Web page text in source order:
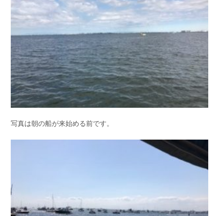
写真は朝の船が来始める前です。